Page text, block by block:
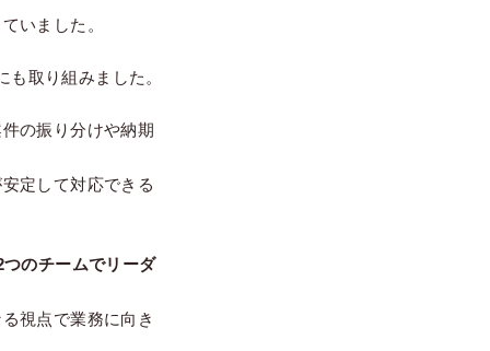
いました。
取り組みました。
の振り分けや納期
定して対応できる
のチームでリーダ
視点で業務に向き